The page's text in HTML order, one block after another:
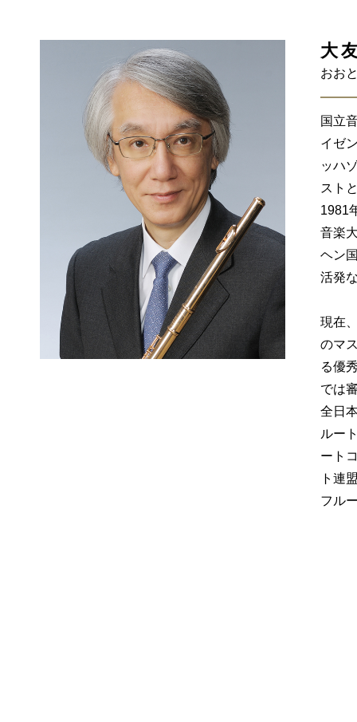
大
おお
国立
イゼ
ッハ
スト
1981
音楽
ヘン
活発
現在
のマ
る優
では
全日
ルー
ート
ト連
フル